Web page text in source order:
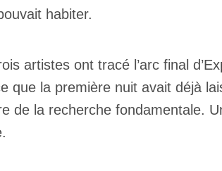
habiter.
artistes ont tracé l’arc final
que la première nuit avait déjà
de la recherche fondamentale.
Votre courriel *
Prénom *